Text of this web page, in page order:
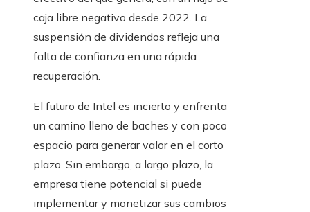
caja libre negativo desde 2022. La
suspensión de dividendos refleja una
falta de confianza en una rápida
recuperación.
El futuro de Intel es incierto y enfrenta
un camino lleno de baches y con poco
espacio para generar valor en el corto
plazo. Sin embargo, a largo plazo, la
empresa tiene potencial si puede
implementar y monetizar sus cambios